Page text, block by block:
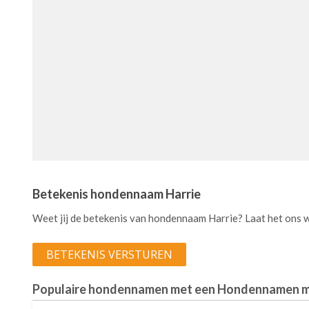
Betekenis hondennaam Harrie
Weet jij de betekenis van hondennaam Harrie? Laat het ons
BETEKENIS VERSTUREN
Populaire hondennamen met een Hondennamen